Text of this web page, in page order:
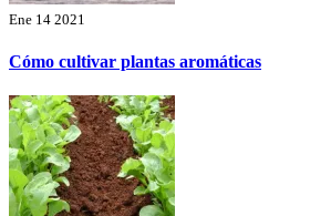
Ene 14 2021
Cómo cultivar plantas aromáticas